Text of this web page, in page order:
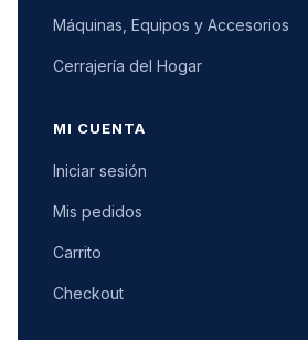
Máquinas, Equipos y Accesorios
Cerrajería del Hogar
MI CUENTA
Iniciar sesión
Mis pedidos
Carrito
Checkout